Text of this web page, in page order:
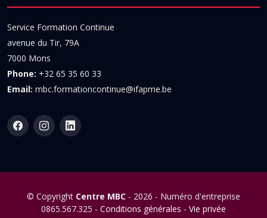
Service Formation Continue
avenue du Tir, 79A
7000 Mons
Phone: +32 65 35 60 33
Email: mbc.formationcontinue@ifapme.be
© Copyright Centre MBC - 2026 - Numéro d'entreprise
0865.567.325 - Conditions générales - Vie privée